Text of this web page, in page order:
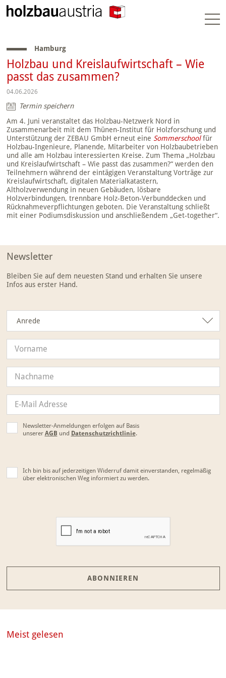
Hamburg
Holzbau und Kreislaufwirtschaft – Wie
passt das zusammen?
04.06.2026
Termin speichern
Am 4. Juni veranstaltet das Holzbau-Netzwerk Nord in
Zusammenarbeit mit dem Thünen-Institut für Holzforschung und
Unterstützung der ZEBAU GmbH erneut eine Sommerschool für
Holzbau-Ingenieure, Planende, Mitarbeiter von Holzbaubetrieben
und alle am Holzbau interessierten Kreise. Zum Thema „Holzbau
und Kreislaufwirtschaft – Wie passt das zusammen?“ werden den
Teilnehmern während der eintägigen Veranstaltung Vorträge zur
Kreislaufwirtschaft, digitalen Materialkatastern,
Altholzverwendung in neuen Gebäuden, lösbare
Holzverbindungen, trennbare Holz-Beton-Verbunddecken und
Rücknahmeverpflichtungen geboten. Die Veranstaltung schließt
mit einer Podiumsdiskussion und anschließendem „Get-together“.
Newsletter
Bleiben Sie auf dem neuesten Stand und erhalten Sie unsere
Infos aus erster Hand.
Anrede
Newsletter-Anmeldungen erfolgen auf Basis
unserer AGB und Datenschutzrichtlinie.
Ich bin bis auf jederzeitigen Widerruf damit einverstanden, regelmäßig
über elektronischen Weg informiert zu werden.
ABONNIEREN
Meist gelesen